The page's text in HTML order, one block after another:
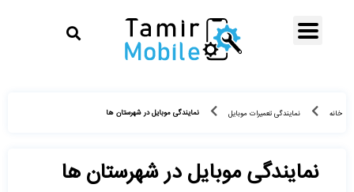
خانه نمایندگی تعمیرات موبایل نمایندگی موبایل در شهرستان ها
نمایندگی موبایل در شهرستان ها